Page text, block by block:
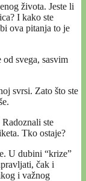
života. Jeste li
I kako ste
ova pitanja to je
svega, sasvim
svrsi. Zato što ste
ste
Tko ostaje?
U dubini “krize”
čak i
i važnog